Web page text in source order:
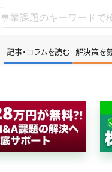
知識を
専門
記事・コラムを読む 解決策を